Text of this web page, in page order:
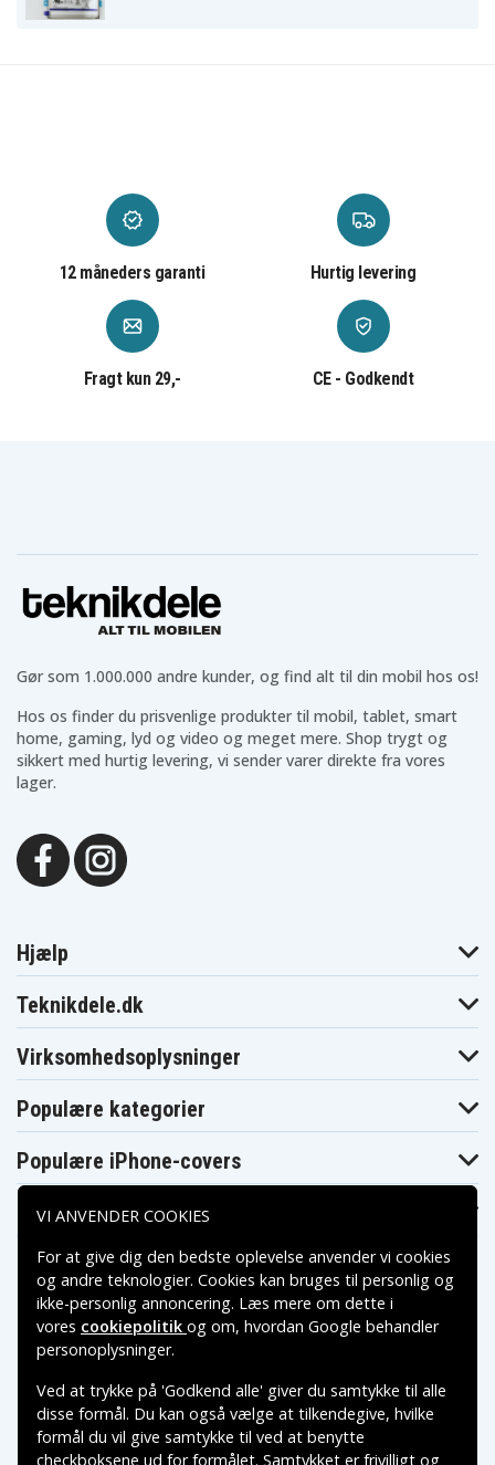
12 måneders garanti Hurtig levering
Fragt kun 29,- CE - Godkendt
Gør som 1.000.000 andre kunder, og find alt til din mobil hos os!
Hos os finder du prisvenlige produkter til mobil, tablet, smart
home, gaming, lyd og video og meget mere. Shop trygt og
sikkert med hurtig levering, vi sender varer direkte fra vores
lager.
Hjælp
Teknikdele.dk
Virksomhedsoplysninger
Populære kategorier
Populære iPhone-covers
Populære Samsung-covers
Betalingsmuligheder
Leveringsmuligheder
VI ANVENDER COOKIES
For at give dig den bedste oplevelse anvender vi cookies
og andre teknologier. Cookies kan bruges til personlig og
ikke-personlig annoncering. Læs mere om dette i
vores cookiepolitik og om, hvordan Google behandler
personoplysninger.
Ved at trykke på 'Godkend alle' giver du samtykke til alle
disse formål. Du kan også vælge at tilkendegive, hvilke
formål du vil give samtykke til ved at benytte
checkboksene ud for formålet. Samtykket er frivilligt og